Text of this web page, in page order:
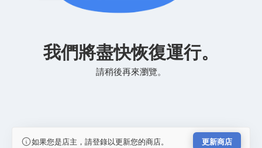
我們將盡快恢復運行。
請稍後再來瀏覽。
如果您是店主，請登錄以更新您的商店。 更新商店